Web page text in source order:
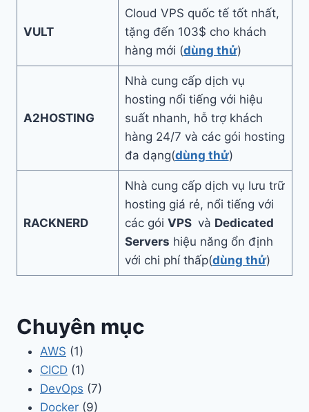
VULT
Cloud VPS quốc tế tốt nhất,
tặng đến 103$ cho khách
hàng mới (dùng thử)
A2HOSTING
Nhà cung cấp dịch vụ
hosting nổi tiếng với hiệu
suất nhanh, hỗ trợ khách
hàng 24/7 và các gói hosting
đa dạng(dùng thử)
RACKNERD
Nhà cung cấp dịch vụ lưu trữ
hosting giá rẻ, nổi tiếng với
các gói VPS và Dedicated
Servers hiệu năng ổn định
với chi phí thấp(dùng thử)
Chuyên mục
AWS (1)
CICD (1)
DevOps (7)
Docker (9)